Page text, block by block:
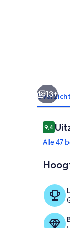
13+
Overzicht
9,49,4 op
Alle 47